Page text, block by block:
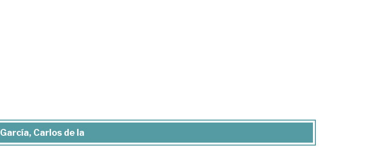
Carlos de la